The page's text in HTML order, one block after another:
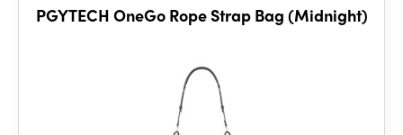
PGYTECH OneGo Rope Strap Bag (Midnight)